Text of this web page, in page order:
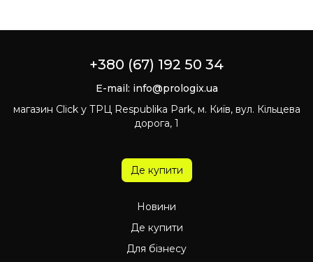
+380 (67) 192 50 34
E-mail: info@prologix.ua
магазин Click у ТРЦ Respublika Park, м. Київ, вул. Кільцева
дорога, 1
Де купити
Новини
Де купити
Для бізнесу